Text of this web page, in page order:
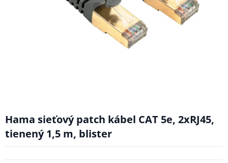
Hama sieťový patch kábel CAT 5e, 2xRJ45,
tienený 1,5 m, blister